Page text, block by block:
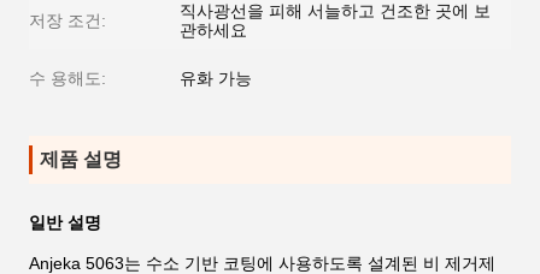
저장 조건:
직사광선을 피해 서늘하고 건조한 곳에 보
관하세요
수 용해도: 유화 가능
제품 설명
일반 설명
Anjeka 5063는 수소 기반 코팅에 사용하도록 설계된 비 제거제